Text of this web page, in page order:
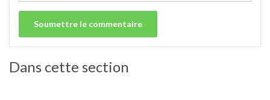
Dans cette section